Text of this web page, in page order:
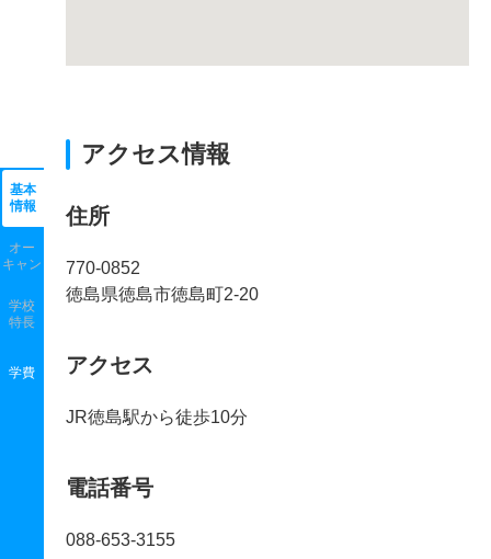
基本
情報
オー
キャン
学校
特長
学費
アクセス情報
住所
770-0852
徳島県徳島市徳島町2-20
アクセス
JR徳島駅から徒歩10分
電話番号
088-653-3155